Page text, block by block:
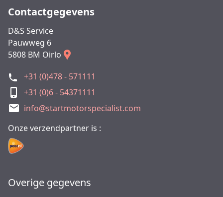
Contactgegevens
D&S Service
Pauwweg 6
5808 BM Oirlo
+31 (0)478 - 571111
+31 (0)6 - 54371111
info@startmotorspecialist.com
Onze verzendpartner is :
Overige gegevens